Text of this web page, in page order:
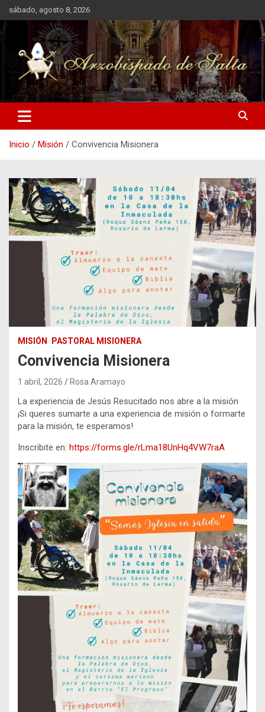
Saltar
al
contenido
sábado, agosto 8, 2026
Arzobispado de Salta
Arzobispado de Salta
Inicio Misión Convivencia Misionera
MISIÓN PASTORAL MISIONERA
Convivencia Misionera
1 abril, 2026 Rosa Aramayo
La experiencia de Jesús Resucitado nos abre a la misión
¡Si queres sumarte a una experiencia de misión o formarte
para la misión, te esperamos!
Inscribite en: https://forms.gle/rLma18UnHq4VW7raA